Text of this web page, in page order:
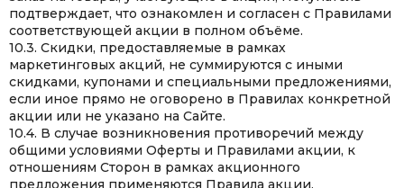
подтверждает, что ознакомлен и согласен с Правилами
соответствующей акции в полном объёме.
10.3. Скидки, предоставляемые в рамках
маркетинговых акций, не суммируются с иными
скидками, купонами и специальными предложениями,
если иное прямо не оговорено в Правилах конкретной
акции или не указано на Сайте.
10.4. В случае возникновения противоречий между
общими условиями Оферты и Правилами акции, к
отношениям Сторон в рамках акционного
предложения применяются Правила акции.